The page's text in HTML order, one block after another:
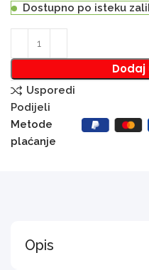
Dostupno po isteku
Dodaj
Usporedi
Podijeli
Metode
plaćanje
Opis